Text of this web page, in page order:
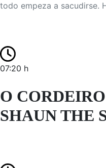
todo empeza a sacudirse.
07:20 h
O
SHAUN THE